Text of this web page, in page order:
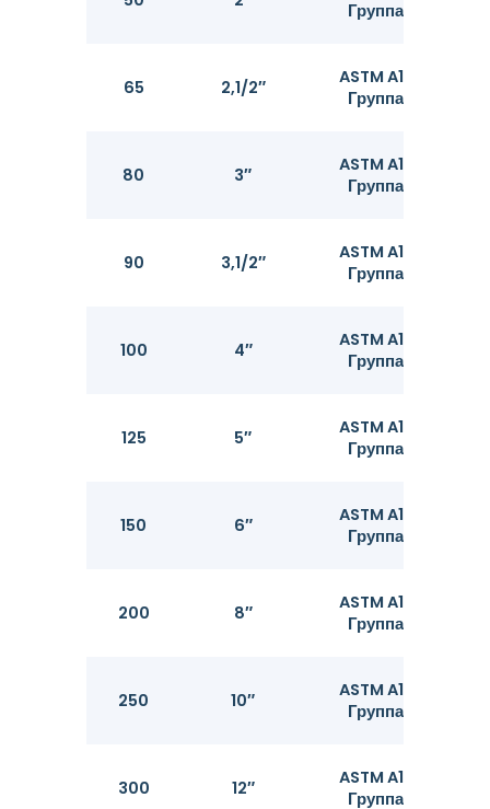
Группа B
65 2,1/2″
ASTM A106
Группа B
80 3″
ASTM A106
Группа B
90 3,1/2″
ASTM A106
Группа B
100 4″
ASTM A106
Группа B
125 5″
ASTM A106
Группа B
150 6″
ASTM A106
Группа B
200 8″
ASTM A106
Группа B
250 10″
ASTM A106
Группа B
300 12″
ASTM A106
Группа B